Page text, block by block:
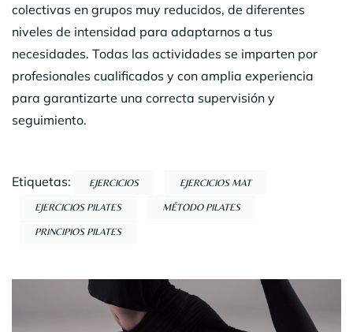
colectivas en grupos muy reducidos, de diferentes
niveles de intensidad para adaptarnos a tus
necesidades. Todas las actividades se imparten por
profesionales cualificados y con amplia experiencia
para garantizarte una correcta supervisión y
seguimiento.
Etiquetas: EJERCICIOS EJERCICIOS MAT
EJERCICIOS PILATES MÉTODO PILATES
PRINCIPIOS PILATES
Navegación
por